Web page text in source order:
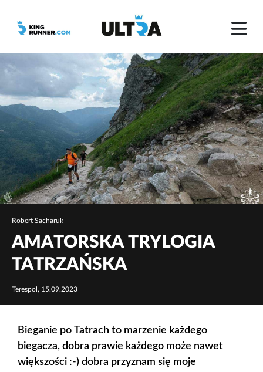
Robert Sacharuk
AMATORSKA TRYLOGIA
TATRZAŃSKA
Terespol, 15.09.2023
Bieganie po Tatrach to marzenie każdego
biegacza, dobra prawie każdego może nawet
większości :-) dobra przyznam się moje